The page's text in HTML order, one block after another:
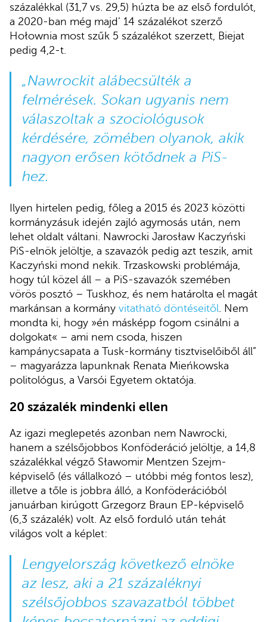
százalékkal (31,7 vs. 29,5) húzta be az első fordulót,
a 2020-ban még majd’ 14 százalékot szerző
Hołownia most szűk 5 százalékot szerzett, Biejat
pedig 4,2-t.
„Nawrockit alábecsülték a
felmérések. Sokan ugyanis nem
válaszoltak a szociológusok
kérdésére, zömében olyanok, akik
nagyon erősen kötődnek a PiS-
hez.
Ilyen hirtelen pedig, főleg a 2015 és 2023 közötti
kormányzásuk idején zajló agymosás után, nem
lehet oldalt váltani. Nawrocki Jarosław Kaczyński
PiS-elnök jelöltje, a szavazók pedig azt teszik, amit
Kaczyński mond nekik. Trzaskowski problémája,
hogy túl közel áll – a PiS-szavazók szemében
vörös posztó – Tuskhoz, és nem határolta el magát
markánsan a kormány vitatható döntéseitől. Nem
mondta ki, hogy »én másképp fogom csinálni a
dolgokat« – ami nem csoda, hiszen
kampánycsapata a Tusk-kormány tisztviselőiből áll”
– magyarázza lapunknak Renata Mieńkowska
politológus, a Varsói Egyetem oktatója.
20 százalék mindenki ellen
Az igazi meglepetés azonban nem Nawrocki,
hanem a szélsőjobbos Konföderáció jelöltje, a 14,8
százalékkal végző Sławomir Mentzen Szejm-
képviselő (és vállalkozó – utóbbi még fontos lesz),
illetve a tőle is jobbra álló, a Konföderációból
januárban kirúgott Grzegorz Braun EP-képviselő
(6,3 százalék) volt. Az első forduló után tehát
világos volt a képlet:
Lengyelország következő elnöke
az lesz, aki a 21 százaléknyi
szélsőjobbos szavazatból többet